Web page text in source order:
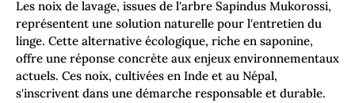
Les noix de lavage, issues de l'arbre Sapindus Mukorossi,
représentent une solution naturelle pour l'entretien du
linge. Cette alternative écologique, riche en saponine,
offre une réponse concrète aux enjeux environnementaux
actuels. Ces noix, cultivées en Inde et au Népal,
s'inscrivent dans une démarche responsable et durable.